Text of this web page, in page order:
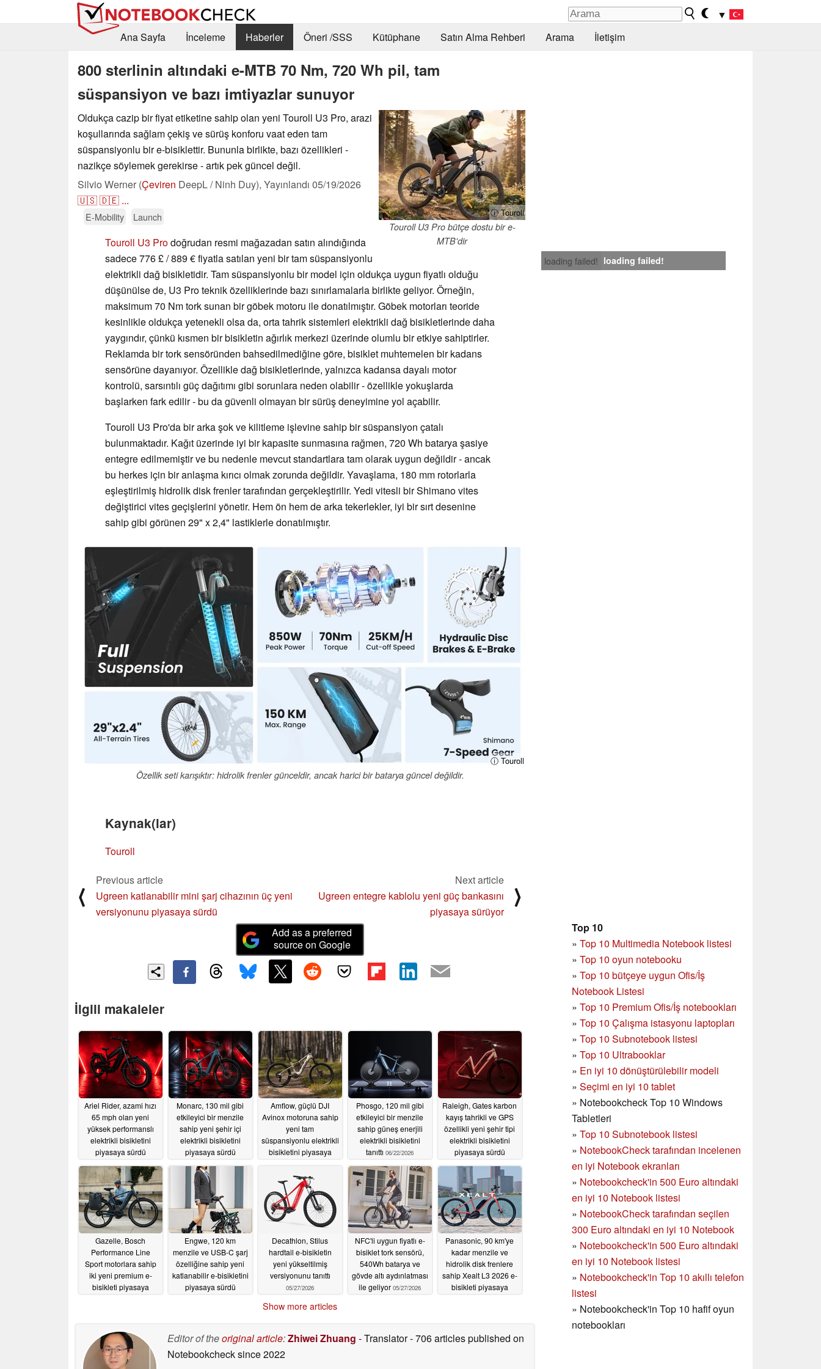
▼
Ana Sayfa
İnceleme Haberler Öneri /SSS Kütüphane Satın Alma Rehberi Arama İletişim
800 sterlinin altındaki e-MTB 70 Nm, 720 Wh pil, tam
süspansiyon ve bazı imtiyazlar sunuyor
ⓘ Touroll
Touroll U3 Pro bütçe dostu bir e-
MTB'dir
Oldukça cazip bir fiyat etiketine sahip olan yeni Touroll U3 Pro, arazi
koşullarında sağlam çekiş ve sürüş konforu vaat eden tam
süspansiyonlu bir e-bisiklettir. Bununla birlikte, bazı özellikleri -
nazikçe söylemek gerekirse - artık pek güncel değil.
Silvio Werner (Çeviren DeepL / Ninh Duy), Yayınlandı 05/19/2026
🇺🇸🇩🇪 ...
E-Mobility Launch
loading failed! loading failed!
Touroll U3 Prodoğrudan resmi mağazadan satın alındığında
sadece 776 £ / 889 € fiyatla satılan yeni bir tam süspansiyonlu
elektrikli dağ bisikletidir. Tam süspansiyonlu bir model için oldukça uygun fiyatlı olduğu
düşünülse de, U3 Pro teknik özelliklerinde bazı sınırlamalarla birlikte geliyor. Örneğin,
maksimum 70 Nm tork sunan bir göbek motoru ile donatılmıştır. Göbek motorları teoride
kesinlikle oldukça yetenekli olsa da, orta tahrik sistemleri elektrikli dağ bisikletlerinde daha
yaygındır, çünkü kısmen bir bisikletin ağırlık merkezi üzerinde olumlu bir etkiye sahiptirler.
Reklamda bir tork sensöründen bahsedilmediğine göre, bisiklet muhtemelen bir kadans
sensörüne dayanıyor. Özellikle dağ bisikletlerinde, yalnızca kadansa dayalı motor
kontrolü, sarsıntılı güç dağıtımı gibi sorunlara neden olabilir - özellikle yokuşlarda
başlarken fark edilir - bu da güvenli olmayan bir sürüş deneyimine yol açabilir.
Touroll U3 Pro'da bir arka şok ve kilitleme işlevine sahip bir süspansiyon çatalı
bulunmaktadır. Kağıt üzerinde iyi bir kapasite sunmasına rağmen, 720 Wh batarya şasiye
entegre edilmemiştir ve bu nedenle mevcut standartlara tam olarak uygun değildir - ancak
bu herkes için bir anlaşma kırıcı olmak zorunda değildir. Yavaşlama, 180 mm rotorlarla
eşleştirilmiş hidrolik disk frenler tarafından gerçekleştirilir. Yedi vitesli bir Shimano vites
değiştirici vites geçişlerini yönetir. Hem ön hem de arka tekerlekler, iyi bir sırt desenine
sahip gibi görünen 29" x 2,4" lastiklerle donatılmıştır.
ⓘ Touroll
Özellik seti karışıktır: hidrolik frenler günceldir, ancak harici bir batarya güncel değildir.
Kaynak(lar)
Touroll
⟨
Previous article
Ugreen katlanabilir mini şarj cihazının üç yeni
versiyonunu piyasaya sürdü
Next article
Ugreen entegre kablolu yeni güç bankasını
piyasaya sürüyor
⟩
Top 10
» Top 10 Multimedia Notebook listesi
» Top 10 oyun notebooku
» Top 10 bütçeye uygun Ofis/İş
Notebook Listesi
» Top 10 Premium Ofis/İş notebookları
» Top 10 Çalışma istasyonu laptopları
» Top 10 Subnotebook listesi
» Top 10 Ultrabooklar
» En iyi 10 dönüştürülebilir modeli
» Seçimi en iyi 10 tablet
» Notebookcheck Top 10 Windows
Tabletleri
» Top 10 Subnotebook listesi
» NotebookCheck tarafından incelenen
en iyi Notebook ekranları
» Notebookcheck'in 500 Euro altındaki
en iyi 10 Notebook listesi
» NotebookCheck tarafından seçilen
300 Euro altındaki en iyi 10 Notebook
» Notebookcheck'in 500 Euro altındaki
en iyi 10 Notebook listesi
» Notebookcheck'in Top 10 akıllı telefon
listesi
» Notebookcheck'in Top 10 hafif oyun
notebookları
Add as a preferred
source on Google
İlgili makaleler
Ariel Rider, azami hızı
65 mph olan yeni
yüksek performanslı
elektrikli bisikletini
piyasaya sürdü
07/09/2026
Monarc, 130 mil gibi
etkileyici bir menzile
sahip yeni şehir içi
elektrikli bisikletini
piyasaya sürdü
06/25/2026
Amflow, güçlü DJI
Avinox motoruna sahip
yeni tam
süspansiyonlu elektrikli
bisikletini piyasaya
Phosgo, 120 mil gibi
etkileyici bir menzile
sahip güneş enerjili
elektrikli bisikletini
tanıttı 06/22/2026
Raleigh, Gates karbon
kayış tahrikli ve GPS
özellikli yeni şehir tipi
elektrikli bisikletini
piyasaya sürdü
06/19/2026
Gazelle, Bosch
Performance Line
Sport motorlara sahip
iki yeni premium e-
bisikleti piyasaya
Engwe, 120 km
menzile ve USB-C şarj
özelliğine sahip yeni
katlanabilir e-bisikletini
piyasaya sürdü
Decathlon, Stilus
hardtail e-bisikletin
yeni yükseltilmiş
versiyonunu tanıttı
05/27/2026
NFC'li uygun fiyatlı e-
bisiklet tork sensörü,
540Wh batarya ve
gövde altı aydınlatması
ile geliyor 05/27/2026
Panasonic, 90 km'ye
kadar menzile ve
hidrolik disk frenlere
sahip Xealt L3 2026 e-
bisikleti piyasaya
Show more articles
Editor of theoriginal article:Zhiwei Zhuang - Translator- 706 articles published on
Notebookchecksince 2022